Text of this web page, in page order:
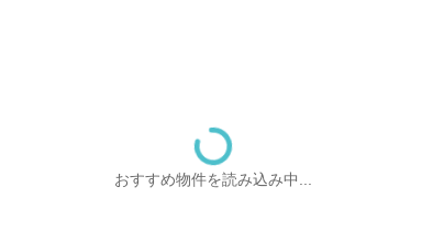
おすすめ物件を読み込み中...